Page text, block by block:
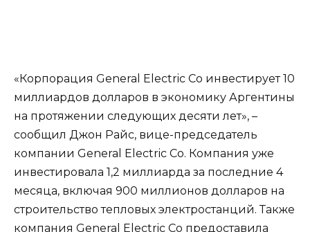
«Корпорация General Electric Co инвестирует 10
миллиардов долларов в экономику Аргентины
на протяжении следующих десяти лет», –
сообщил Джон Райс, вице-председатель
компании General Electric Co. Компания уже
инвестировала 1,2 миллиарда за последние 4
месяца, включая 900 миллионов долларов на
строительство тепловых электростанций. Также
компания General Electric Co предоставила